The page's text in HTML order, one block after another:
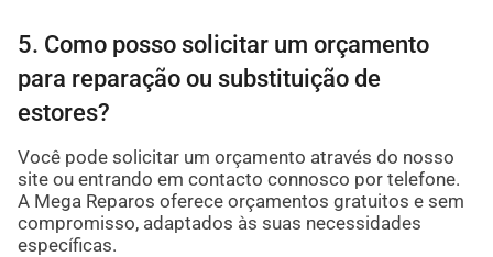
5. Como posso solicitar um orçamento
para reparação ou substituição de
estores?
Você pode solicitar um orçamento através do nosso
site ou entrando em contacto connosco por telefone.
A Mega Reparos oferece orçamentos gratuitos e sem
compromisso, adaptados às suas necessidades
específicas.